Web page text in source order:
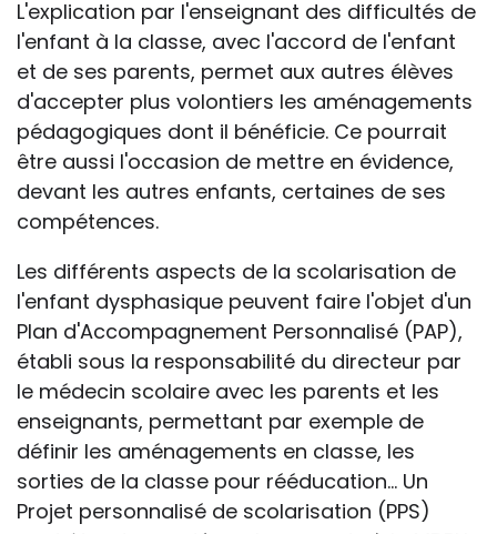
L'explication par l'enseignant des difficultés de
l'enfant à la classe, avec l'accord de l'enfant
et de ses parents, permet aux autres élèves
d'accepter plus volontiers les aménagements
pédagogiques dont il bénéficie. Ce pourrait
être aussi l'occasion de mettre en évidence,
devant les autres enfants, certaines de ses
compétences.
Les différents aspects de la scolarisation de
l'enfant dysphasique peuvent faire l'objet d'un
Plan d'Accompagnement Personnalisé (PAP),
établi sous la responsabilité du directeur par
le médecin scolaire avec les parents et les
enseignants, permettant par exemple de
définir les aménagements en classe, les
sorties de la classe pour rééducation... Un
Projet personnalisé de scolarisation (PPS)